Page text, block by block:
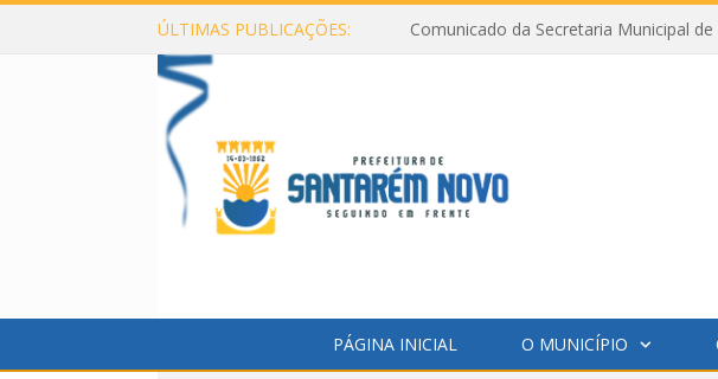
ÚLTIMAS PUBLICAÇÕES: Comunicado da Secretaria Municipal de
PÁGINA INICIAL O MUNICÍPIO